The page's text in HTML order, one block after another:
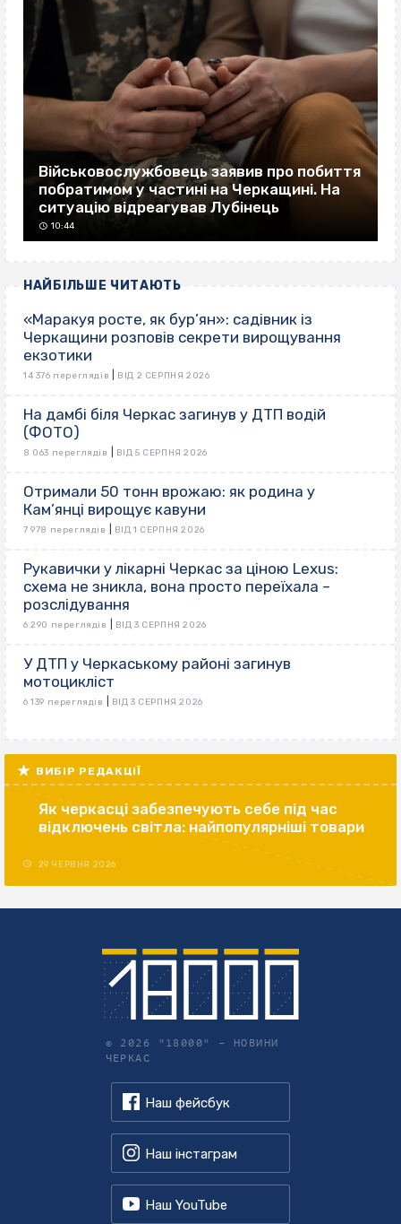
Військовослужбовець заявив про побиття
побратимом у частині на Черкащині. На
ситуацію відреагував Лубінець
10:44
НАЙБІЛЬШЕ ЧИТАЮТЬ
«Маракуя росте, як бур’ян»: садівник із
Черкащини розповів секрети вирощування
екзотики
14 376 переглядів ВІД 2 СЕРПНЯ 2026
На дамбі біля Черкас загинув у ДТП водій
(ФОТО)
8 063 переглядів ВІД 5 СЕРПНЯ 2026
Отримали 50 тонн врожаю: як родина у
Кам’янці вирощує кавуни
7 978 переглядів ВІД 1 СЕРПНЯ 2026
Рукавички у лікарні Черкас за ціною Lexus:
схема не зникла, вона просто переїхала –
розслідування
6 290 переглядів ВІД 3 СЕРПНЯ 2026
У ДТП у Черкаському районі загинув
мотоцикліст
6 139 переглядів ВІД 3 СЕРПНЯ 2026
ВИБІР РЕДАКЦІЇ
Як черкасці забезпечують себе під час
відключень світла: найпопулярніші товари
29 ЧЕРВНЯ 2026
© 2026 "18000" – НОВИНИ
ЧЕРКАС
Наш фейсбук
Наш інстаграм
Наш YouTube